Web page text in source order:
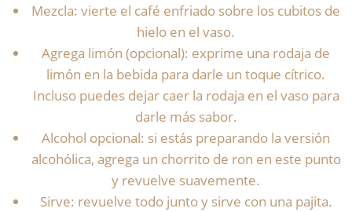
Mezcla: vierte el café enfriado sobre los cubitos de
hielo en el vaso.
Agrega limón (opcional): exprime una rodaja de
limón en la bebida para darle un toque cítrico.
Incluso puedes dejar caer la rodaja en el vaso para
darle más sabor.
Alcohol opcional: si estás preparando la versión
alcohólica, agrega un chorrito de ron en este punto
y revuelve suavemente.
Sirve: revuelve todo junto y sirve con una pajita.